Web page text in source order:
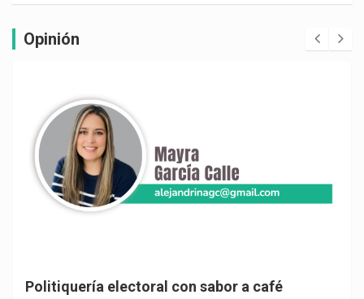
Opinión
Politiquería electoral con sabor a café